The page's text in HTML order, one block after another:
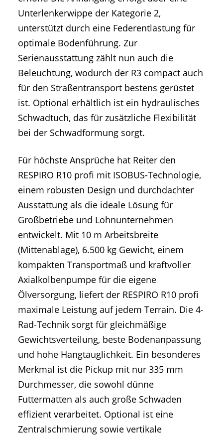
Unterlenkerwippe der Kategorie 2,
unterstützt durch eine Federentlastung für
optimale Bodenführung. Zur
Serienausstattung zählt nun auch die
Beleuchtung, wodurch der R3 compact auch
für den Straßentransport bestens gerüstet
ist. Optional erhältlich ist ein hydraulisches
Schwadtuch, das für zusätzliche Flexibilität
bei der Schwadformung sorgt.
Für höchste Ansprüche hat Reiter den
RESPIRO R10 profi mit ISOBUS-Technologie,
einem robusten Design und durchdachter
Ausstattung als die ideale Lösung für
Großbetriebe und Lohnunternehmen
entwickelt. Mit 10 m Arbeitsbreite
(Mittenablage), 6.500 kg Gewicht, einem
kompakten Transportmaß und kraftvoller
Axialkolbenpumpe für die eigene
Ölversorgung, liefert der RESPIRO R10 profi
maximale Leistung auf jedem Terrain. Die 4-
Rad-Technik sorgt für gleichmäßige
Gewichtsverteilung, beste Bodenanpassung
und hohe Hangtauglichkeit. Ein besonderes
Merkmal ist die Pickup mit nur 335 mm
Durchmesser, die sowohl dünne
Futtermatten als auch große Schwaden
effizient verarbeitet. Optional ist eine
Zentralschmierung sowie vertikale